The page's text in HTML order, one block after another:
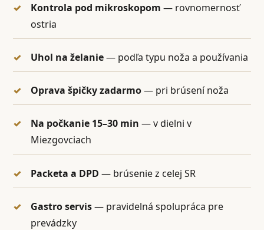
Kontrola pod mikroskopom — rovnomernosť
ostria
Uhol na želanie— podľa typu noža a používania
Oprava špičky zadarmo— pri brúsení noža
Na počkanie 15–30 min — v dielni v
Miezgovciach
Packeta a DPD — brúsenie z celej SR
Gastro servis— pravidelná spolupráca pre
prevádzky